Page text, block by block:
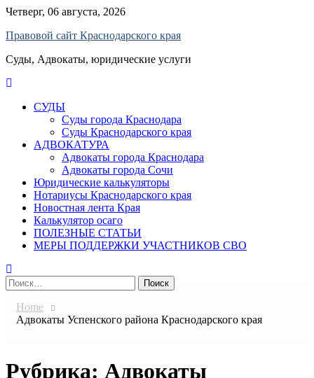
Skip
content
Четверг, 06 августа, 2026
Правовой сайт Краснодарского края
Суды, Адвокаты, юридические услуги
СУДЫ
Суды города Краснодара
Суды Краснодарского края
АДВОКАТУРА
Адвокаты города Краснодара
Адвокаты города Сочи
Юридические калькуляторы
Нотариусы Краснодарского края
Новостная лента Края
Калькулятор осаго
ПОЛЕЗНЫЕ СТАТЬИ
МЕРЫ ПОДДЕРЖКИ УЧАСТНИКОВ СВО
Найти:
Home
Адвокаты Успенского района Краснодарского края
Рубрика: Адвокаты